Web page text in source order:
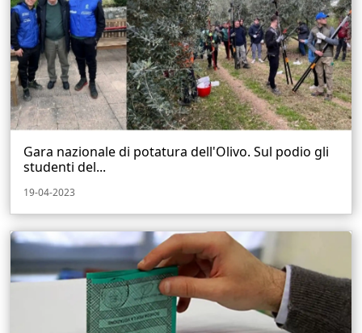
Gara nazionale di potatura dell'Olivo. Sul podio gli
studenti del...
19-04-2023